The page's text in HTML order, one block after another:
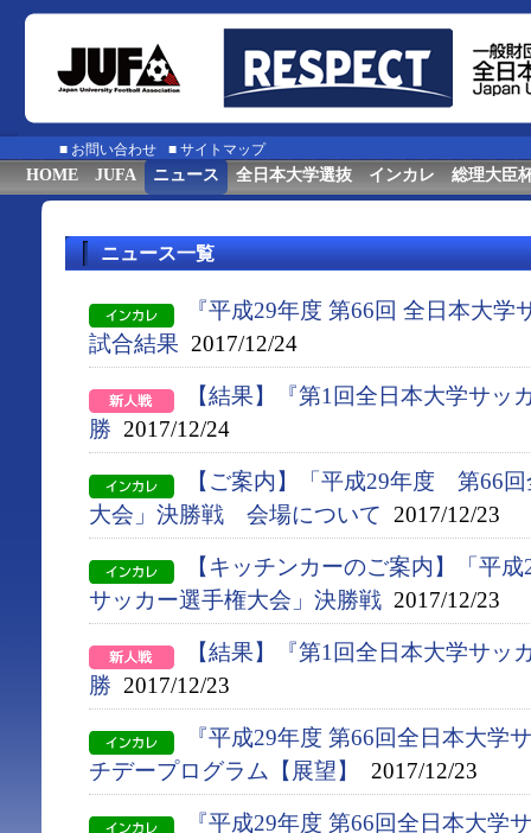
■ お問い合わせ ■ サイトマップ
HOME JUFA ニュース 全日本大学選抜 インカレ 総理大臣
ニュース一覧
『平成29年度 第66回 全日本大
試合結果 2017/12/24
【結果】『第1回全日本大学サッ
勝 2017/12/24
【ご案内】「平成29年度 第66
大会」決勝戦 会場について 2017/12/23
【キッチンカーのご案内】「平
サッカー選手権大会」決勝戦 2017/12/23
【結果】『第1回全日本大学サッ
勝 2017/12/23
『平成29年度 第66回全日本大学
チデープログラム【展望】
2017/12/23
『平成29年度 第66回全日本大学